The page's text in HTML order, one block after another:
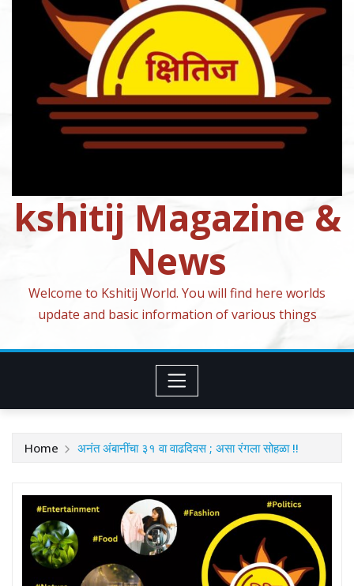
kshitij Magazine &
News
Welcome to Kshitij World. You will find here worlds
update and basic information of various things
Home अनंत अंबानींचा ३१ वा वाढदिवस ; असा रंगला सोहळा !!